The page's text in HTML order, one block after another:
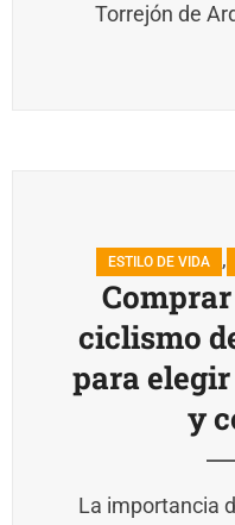
Torrejón de
ESTILO DE VIDA ,
ciclismo
para
y
La importancia